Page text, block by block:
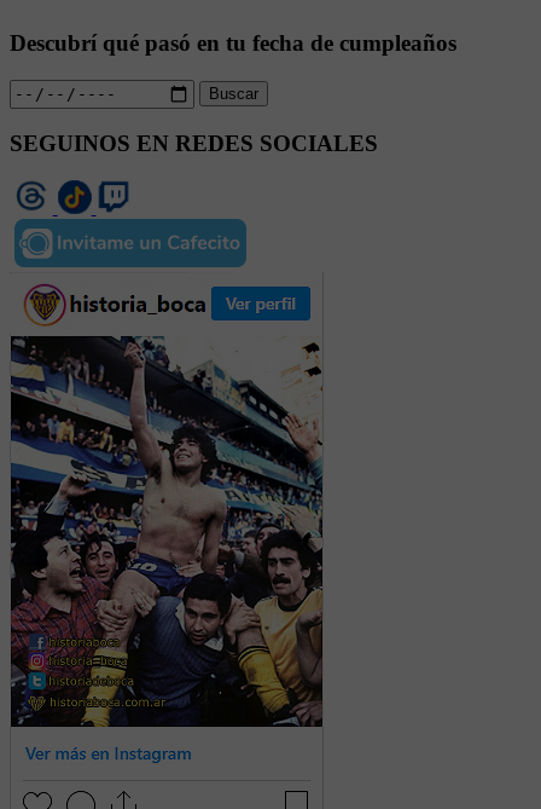
Descubrí qué pasó en tu fecha de cumpleaños
Buscar
SEGUINOS EN REDES SOCIALES